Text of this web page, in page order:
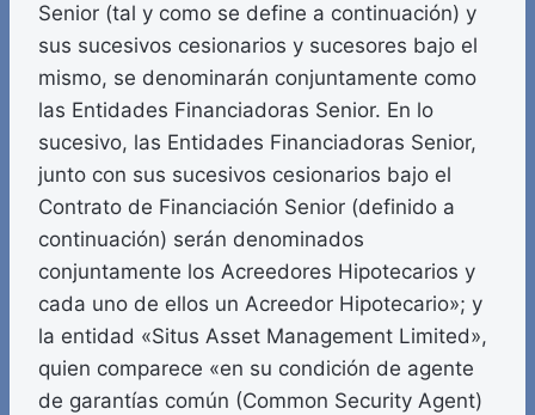
Senior (tal y como se define a continuación) y
sus sucesivos cesionarios y sucesores bajo el
mismo, se denominarán conjuntamente como
las Entidades Financiadoras Senior. En lo
sucesivo, las Entidades Financiadoras Senior,
junto con sus sucesivos cesionarios bajo el
Contrato de Financiación Senior (definido a
continuación) serán denominados
conjuntamente los Acreedores Hipotecarios y
cada uno de ellos un Acreedor Hipotecario»; y
la entidad «Situs Asset Management Limited»,
quien comparece «en su condición de agente
de garantías común (Common Security Agent)